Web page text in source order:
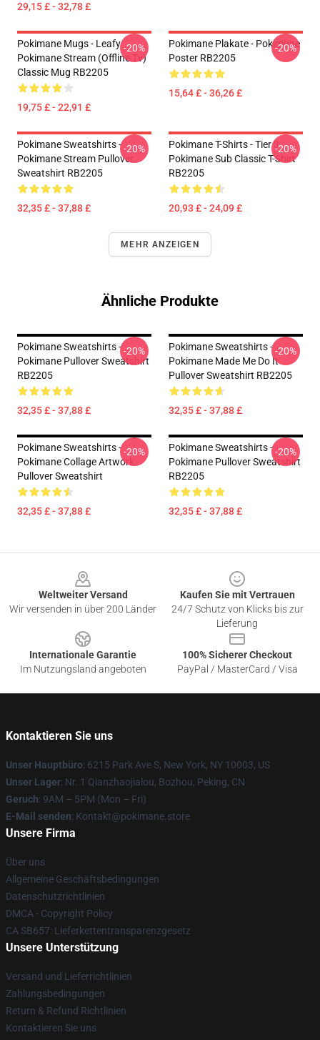
29,15 £ - 32,78 £
Pokimane Mugs - Leafy
Pokimane Stream (Offline Tv)
Classic Mug RB2205
19,75 £ - 22,91 £
-20%
Pokimane Plakate - Pokimane
Poster RB2205
15,64 £ - 36,26 £
-20%
Pokimane Sweatshirts -
Pokimane Stream Pullover
Sweatshirt RB2205
32,35 £ - 37,88 £
-20%
Pokimane T-Shirts - Tier 3
Pokimane Sub Classic T-Shirt
RB2205
20,93 £ - 24,09 £
-20%
MEHR ANZEIGEN
Ähnliche Produkte
Pokimane Sweatshirts -
Pokimane Pullover Sweatshirt
RB2205
32,35 £ - 37,88 £
-20%
Pokimane Sweatshirts -
Pokimane Made Me Do It
Pullover Sweatshirt RB2205
32,35 £ - 37,88 £
-20%
Pokimane Sweatshirts -
Pokimane Collage Artwork
Pullover Sweatshirt
32,35 £ - 37,88 £
-20%
Pokimane Sweatshirts -
Pokimane Pullover Sweatshirt
RB2205
32,35 £ - 37,88 £
-20%
Weltweiter Versand
Wir versenden in über 200 Länder
Kaufen Sie mit Vertrauen
24/7 Schutz von Klicks bis zur
Lieferung
Internationale Garantie
Im Nutzungsland angeboten
100% Sicherer Checkout
PayPal / MasterCard / Visa
Kontaktieren Sie uns
Unser Hauptbüro: 6215 Park Ave S, New York, NY 10003, US
Unser Lager: Nr. 1 Qianzhaojialou, Bozhou, Peking, CN
Geruch: 9AM – 5PM (Mon – Fri)
E-Mail senden: Kontakt@pokimane.store
Unsere Firma
Über uns
Allgemeine Geschäftsbedingungen
Datenschutzrichtlinien
DMCA - Copyright Policy
CA SB657: Lieferkettentransparenzgesetz
Unsere Unterstützung
Versand und Lieferrichtlinien
Zahlungsbedingungen
Return & Refund Richtlinien
Kontaktieren Sie uns